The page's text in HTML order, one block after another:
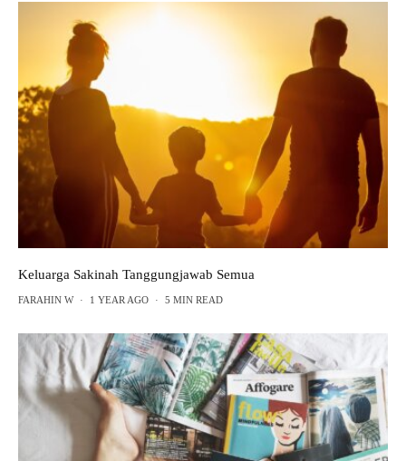
Keluarga Sakinah Tanggungjawab Semua
FARAHIN W · 1 YEAR AGO · 5 MIN READ